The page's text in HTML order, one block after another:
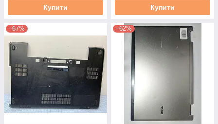
Купити Купити
–67% –62%